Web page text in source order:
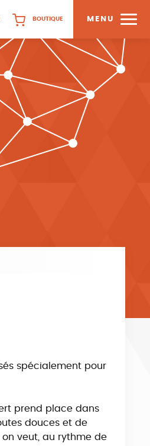
BOUTIQUE MENU
spécialement pour
prend place dans
douces et de
veut, au rythme de